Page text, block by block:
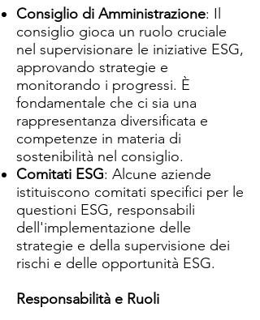
Consiglio di Amministrazione: Il
consiglio gioca un ruolo cruciale
nel supervisionare le iniziative ESG,
approvando strategie e
monitorando i progressi. È
fondamentale che ci sia una
rappresentanza diversificata e
competenze in materia di
sostenibilità nel consiglio.
Comitati ESG: Alcune aziende
istituiscono comitati specifici per le
questioni ESG, responsabili
dell'implementazione delle
strategie e della supervisione dei
rischi e delle opportunità ESG.
Responsabilità e Ruoli